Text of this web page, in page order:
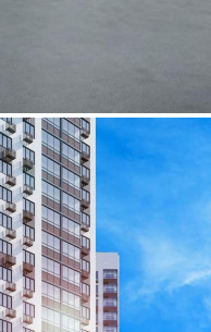
Желаемый / подходящий
Не указано
Назначение
Не указано
Размер площади (м2)
5.4
Цена за помещение
664 200 руб.
О помещении